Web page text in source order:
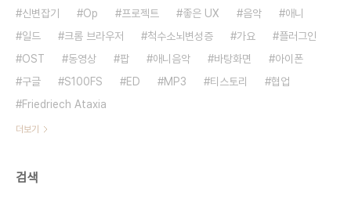
신변잡기
Op 프로젝트 좋은 UX 음악
애니
일드
크롬 브라우저 척수소뇌변성증 가요
플러그인
OST
동영상 팝 애니음악 바탕화면
아이폰
구글
S100FS ED MP3 티스토리
협업
Friedriech Ataxia
더보기
검색